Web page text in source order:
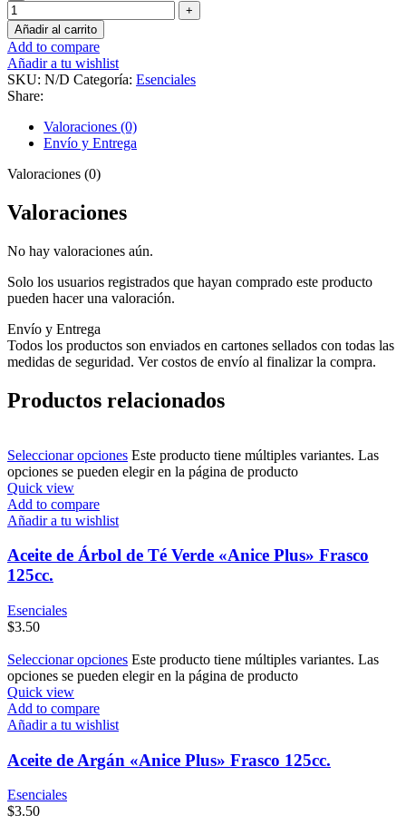
Añadir al carrito
Add to compare
Añadir a tu wishlist
SKU: N/D Categoría: Esenciales
Share:
Valoraciones (0)
Envío y Entrega
Valoraciones (0)
Valoraciones
No hay valoraciones aún.
Solo los usuarios registrados que hayan comprado este producto
pueden hacer una valoración.
Envío y Entrega
Todos los productos son enviados en cartones sellados con todas las
medidas de seguridad. Ver costos de envío al finalizar la compra.
Productos relacionados
Seleccionar opciones Este producto tiene múltiples variantes. Las
opciones se pueden elegir en la página de producto
Quick view
Add to compare
Añadir a tu wishlist
Aceite de Árbol de Té Verde «Anice Plus» Frasco
125cc.
Esenciales
$3.50
Seleccionar opciones Este producto tiene múltiples variantes. Las
opciones se pueden elegir en la página de producto
Quick view
Add to compare
Añadir a tu wishlist
Aceite de Argán «Anice Plus» Frasco 125cc.
Esenciales
$3.50